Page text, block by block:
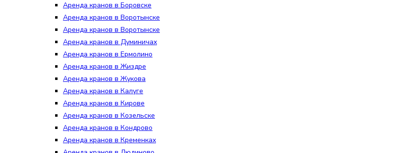
Аренда кранов в Боровске
Аренда кранов в Воротынске
Аренда кранов в Воротынске
Аренда кранов в Думиничах
Аренда кранов в Ермолино
Аренда кранов в Жиздре
Аренда кранов в Жукова
Аренда кранов в Калуге
Аренда кранов в Кирове
Аренда кранов в Козельске
Аренда кранов в Кондрово
Аренда кранов в Кременках